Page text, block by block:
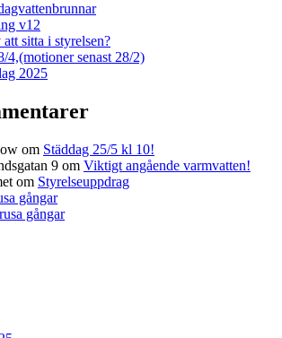
v12
att sitta i styrelsen?
4,(motioner senast 28/2)
2025
om Städdag 25/5 kl 10!
9 om Viktigt angående varmvatten!
om Styrelseuppdrag
gångar
gångar